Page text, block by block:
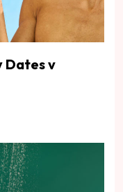
Dates v